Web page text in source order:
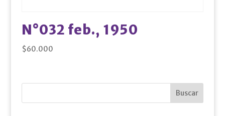
N°032 feb., 1950
$60.000